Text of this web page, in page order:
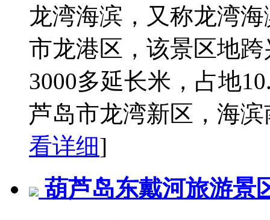
龙湾海滨，又称龙湾
市龙港区，该景区地
3000多延长米，占地
芦岛市龙湾新区，海
看详细]
葫芦岛东戴河旅游景